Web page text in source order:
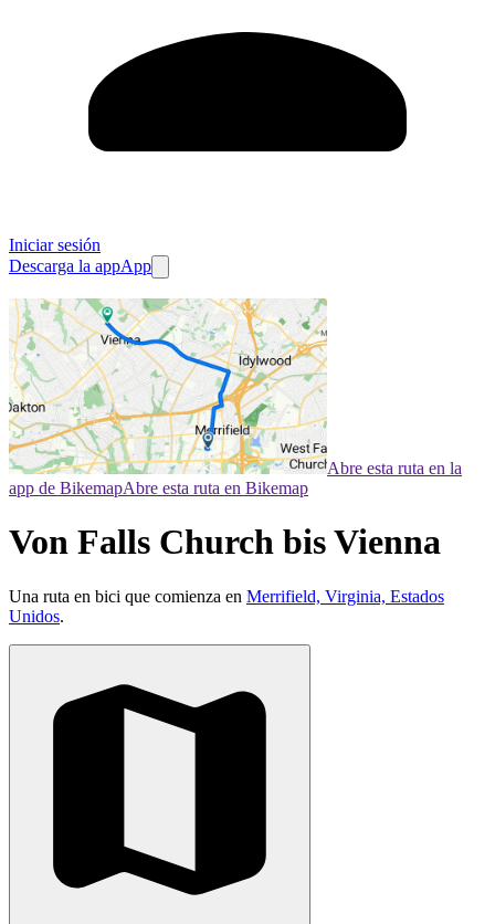
Iniciar sesión
Descarga la appApp
Abre esta ruta en la
app de BikemapAbre esta ruta en Bikemap
Von Falls Church bis Vienna
Una ruta en bici que comienza en Merrifield, Virginia, Estados
Unidos.